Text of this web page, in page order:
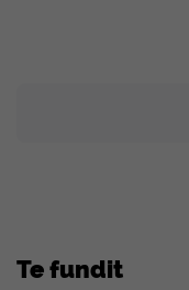
Te fundit